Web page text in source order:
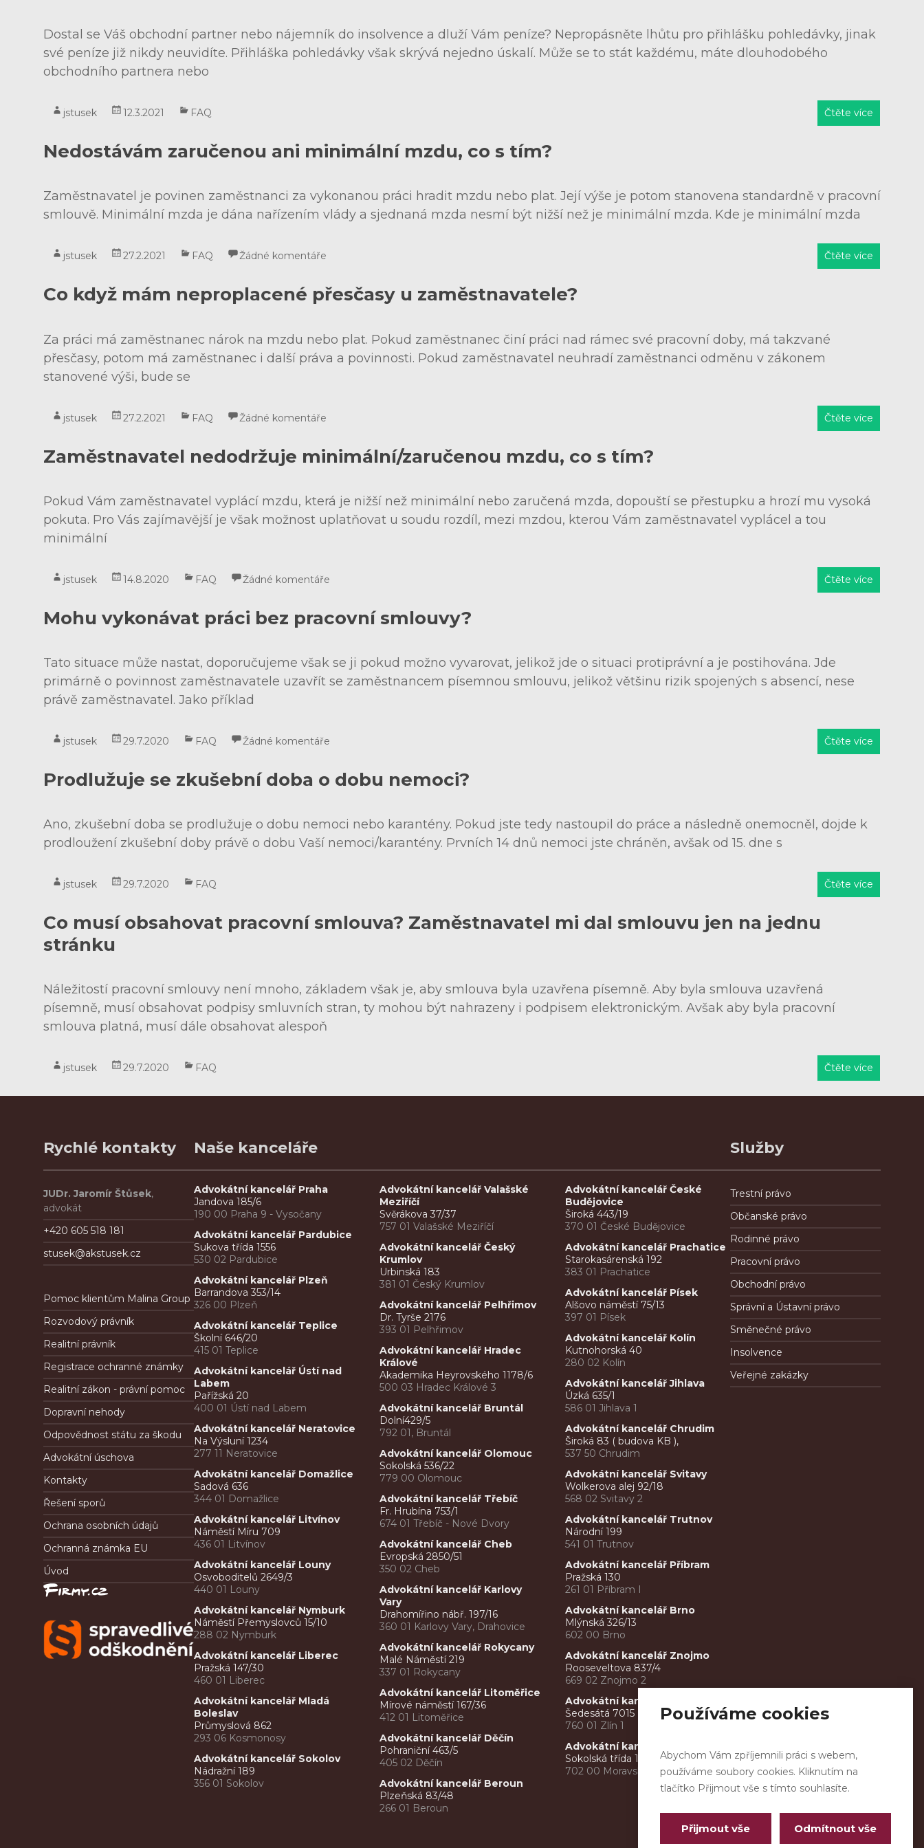
Dostal se Váš obchodní partner nebo nájemník do insolvence a dluží Vám peníze? Nepropásněte lhůtu pro přihlášku pohledávky, jinak
své peníze již nikdy neuvidíte. Přihláška pohledávky však skrývá nejedno úskalí. Může se to stát každému, máte dlouhodobého
obchodního partnera nebo
jstusek 12.3.2021 FAQ Čtěte více
Nedostávám zaručenou ani minimální mzdu, co s tím?
Zaměstnavatel je povinen zaměstnanci za vykonanou práci hradit mzdu nebo plat. Její výše je potom stanovena standardně v pracovní
smlouvě. Minimální mzda je dána nařízením vlády a sjednaná mzda nesmí být nižší než je minimální mzda. Kde je minimální mzda
jstusek 27.2.2021 FAQ Žádné komentáře Čtěte více
Co když mám neproplacené přesčasy u zaměstnavatele?
Za práci má zaměstnanec nárok na mzdu nebo plat. Pokud zaměstnanec činí práci nad rámec své pracovní doby, má takzvané
přesčasy, potom má zaměstnanec i další práva a povinnosti. Pokud zaměstnavatel neuhradí zaměstnanci odměnu v zákonem
stanovené výši, bude se
jstusek 27.2.2021 FAQ Žádné komentáře Čtěte více
Zaměstnavatel nedodržuje minimální/zaručenou mzdu, co s tím?
Pokud Vám zaměstnavatel vyplácí mzdu, která je nižší než minimální nebo zaručená mzda, dopouští se přestupku a hrozí mu vysoká
pokuta. Pro Vás zajímavější je však možnost uplatňovat u soudu rozdíl, mezi mzdou, kterou Vám zaměstnavatel vyplácel a tou
minimální
jstusek 14.8.2020 FAQ Žádné komentáře Čtěte více
Mohu vykonávat práci bez pracovní smlouvy?
Tato situace může nastat, doporučujeme však se ji pokud možno vyvarovat, jelikož jde o situaci protiprávní a je postihována. Jde
primárně o povinnost zaměstnavatele uzavřít se zaměstnancem písemnou smlouvu, jelikož většinu rizik spojených s absencí, nese
právě zaměstnavatel. Jako příklad
jstusek 29.7.2020 FAQ Žádné komentáře Čtěte více
Prodlužuje se zkušební doba o dobu nemoci?
Ano, zkušební doba se prodlužuje o dobu nemoci nebo karantény. Pokud jste tedy nastoupil do práce a následně onemocněl, dojde k
prodloužení zkušební doby právě o dobu Vaší nemoci/karantény. Prvních 14 dnů nemoci jste chráněn, avšak od 15. dne s
jstusek 29.7.2020 FAQ Čtěte více
Co musí obsahovat pracovní smlouva? Zaměstnavatel mi dal smlouvu jen na jednu
stránku
Náležitostí pracovní smlouvy není mnoho, základem však je, aby smlouva byla uzavřena písemně. Aby byla smlouva uzavřená
písemně, musí obsahovat podpisy smluvních stran, ty mohou být nahrazeny i podpisem elektronickým. Avšak aby byla pracovní
smlouva platná, musí dále obsahovat alespoň
jstusek 29.7.2020 FAQ Čtěte více
Rychlé kontakty
JUDr. Jaromír Štůsek,
advokát
+420 605 518 181
stusek@akstusek.cz
Pomoc klientům Malina Group
Rozvodový právník
Realitní právník
Registrace ochranné známky
Realitní zákon - právní pomoc
Dopravní nehody
Odpovědnost státu za škodu
Advokátní úschova
Kontakty
Řešení sporů
Ochrana osobních údajů
Ochranná známka EU
Úvod
Naše kanceláře
Advokátní kancelář Praha
Jandova 185/6
190 00 Praha 9 - Vysočany
Advokátní kancelář Pardubice
Sukova třída 1556
530 02 Pardubice
Advokátní kancelář Plzeň
Barrandova 353/14
326 00 Plzeň
Advokátní kancelář Teplice
Školní 646/20
415 01 Teplice
Advokátní kancelář Ústí nad
Labem
Pařížská 20
400 01 Ústí nad Labem
Advokátní kancelář Neratovice
Na Výsluní 1234
277 11 Neratovice
Advokátní kancelář Domažlice
Sadová 636
344 01 Domažlice
Advokátní kancelář Litvínov
Náměstí Míru 709
436 01 Litvínov
Advokátní kancelář Louny
Osvoboditelů 2649/3
440 01 Louny
Advokátní kancelář Nymburk
Náměstí Přemyslovců 15/10
288 02 Nymburk
Advokátní kancelář Liberec
Pražská 147/30
460 01 Liberec
Advokátní kancelář Mladá
Boleslav
Průmyslová 862
293 06 Kosmonosy
Advokátní kancelář Sokolov
Nádražní 189
356 01 Sokolov
Advokátní kancelář Valašské
Meziříčí
Svěrákova 37/37
757 01 Valašské Meziříčí
Advokátní kancelář Český
Krumlov
Urbinská 183
381 01 Český Krumlov
Advokátní kancelář Pelhřimov
Dr. Tyrše 2176
393 01 Pelhřimov
Advokátní kancelář Hradec
Králové
Akademika Heyrovského 1178/6
500 03 Hradec Králové 3
Advokátní kancelář Bruntál
Dolní429/5
792 01, Bruntál
Advokátní kancelář Olomouc
Sokolská 536/22
779 00 Olomouc
Advokátní kancelář Třebíč
Fr. Hrubína 753/1
674 01 Třebíč - Nové Dvory
Advokátní kancelář Cheb
Evropská 2850/51
350 02 Cheb
Advokátní kancelář Karlovy
Vary
Drahomířino nábř. 197/16
360 01 Karlovy Vary, Drahovice
Advokátní kancelář Rokycany
Malé Náměstí 219
337 01 Rokycany
Advokátní kancelář Litoměřice
Mírové náměstí 167/36
412 01 Litoměřice
Advokátní kancelář Děčín
Pohraniční 463/5
405 02 Děčín
Advokátní kancelář Beroun
Plzeňská 83/48
266 01 Beroun
Advokátní kancelář České
Budějovice
Široká 443/19
370 01 České Budějovice
Advokátní kancelář Prachatice
Starokasárenská 192
383 01 Prachatice
Advokátní kancelář Písek
Alšovo náměstí 75/13
397 01 Písek
Advokátní kancelář Kolín
Kutnohorská 40
280 02 Kolín
Advokátní kancelář Jihlava
Úzká 635/1
586 01 Jihlava 1
Advokátní kancelář Chrudim
Široká 83 ( budova KB ),
537 50 Chrudim
Advokátní kancelář Svitavy
Wolkerova alej 92/18
568 02 Svitavy 2
Advokátní kancelář Trutnov
Národní 199
541 01 Trutnov
Advokátní kancelář Příbram
Pražská 130
261 01 Příbram I
Advokátní kancelář Brno
Mlýnská 326/13
602 00 Brno
Advokátní kancelář Znojmo
Rooseveltova 837/4
669 02 Znojmo 2
Advokátní kancelář Zlín
Šedesátá 7015
760 01 Zlín 1
Advokátní kancelář Ostrava
Sokolská třída 1263/24
702 00 Moravská Ostrava a Přívoz
Služby
Trestní právo
Občanské právo
Rodinné právo
Pracovní právo
Obchodní právo
Správní a Ústavní právo
Směnečné právo
Insolvence
Veřejné zakázky
Používáme cookies
Abychom Vám zpříjemnili práci s webem,
používáme soubory cookies. Kliknutím na
tlačítko Přijmout vše s tímto souhlasíte.
Přijmout vše Odmítnout vše